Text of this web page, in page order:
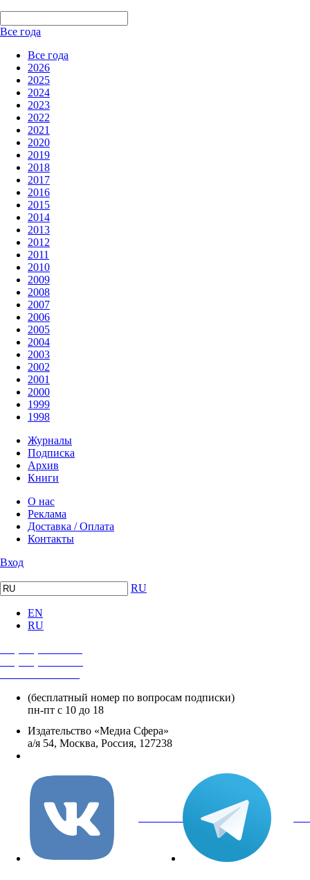
Все года
Все года
2026
2025
2024
2023
2022
2021
2020
2019
2018
2017
2016
2015
2014
2013
2012
2011
2010
2009
2008
2007
2006
2005
2004
2003
2002
2001
2000
1999
1998
Журналы
Подписка
Архив
Книги
О нас
Реклама
Доставка / Оплата
Контакты
Вход
RU
EN
RU
(бесплатный номер по вопросам подписки)
пн-пт с 10 до 18
Издательство «Медиа Сфера»
а/я 54, Москва, Россия, 127238
вКонтакте